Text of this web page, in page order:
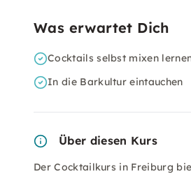
Was erwartet Dich
Cocktails selbst mixen
In die Barkultur eintauchen
Über diesen Kurs
Der Cocktailkurs in Freiburg